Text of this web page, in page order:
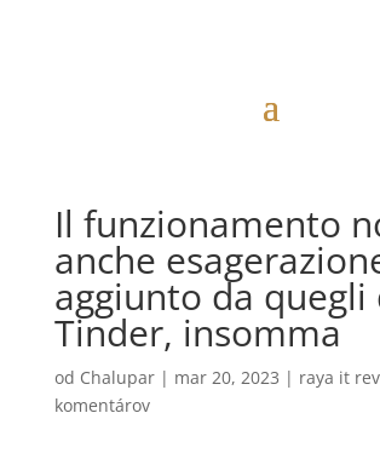
Il funzionamento
anche
aggiunto da quegli
Tinder, insomma
od Chalupar| mar 20, 2023 | raya it
komentárov